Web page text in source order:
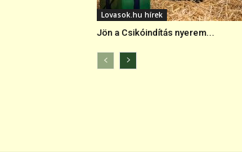
Lovasok.hu hírek
Jön a Csikóindítás nyerem...